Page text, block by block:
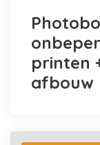
printen
afbouw